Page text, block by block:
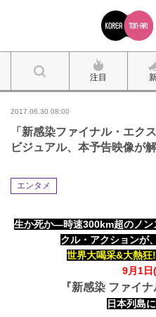
注目
2017.06.30 08:00
「新感染ファイナル・エク
ビジュアル、本予告映像が
エンタメ
生か死か―時速300km超のノン
クル・アクションが
世界大喝采&大熱
9月1日
『新感染 ファイ
日本列島